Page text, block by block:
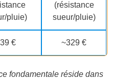
pluie)
(résistance
sueur/pluie)
€ ~329 €
fondamentale réside dans